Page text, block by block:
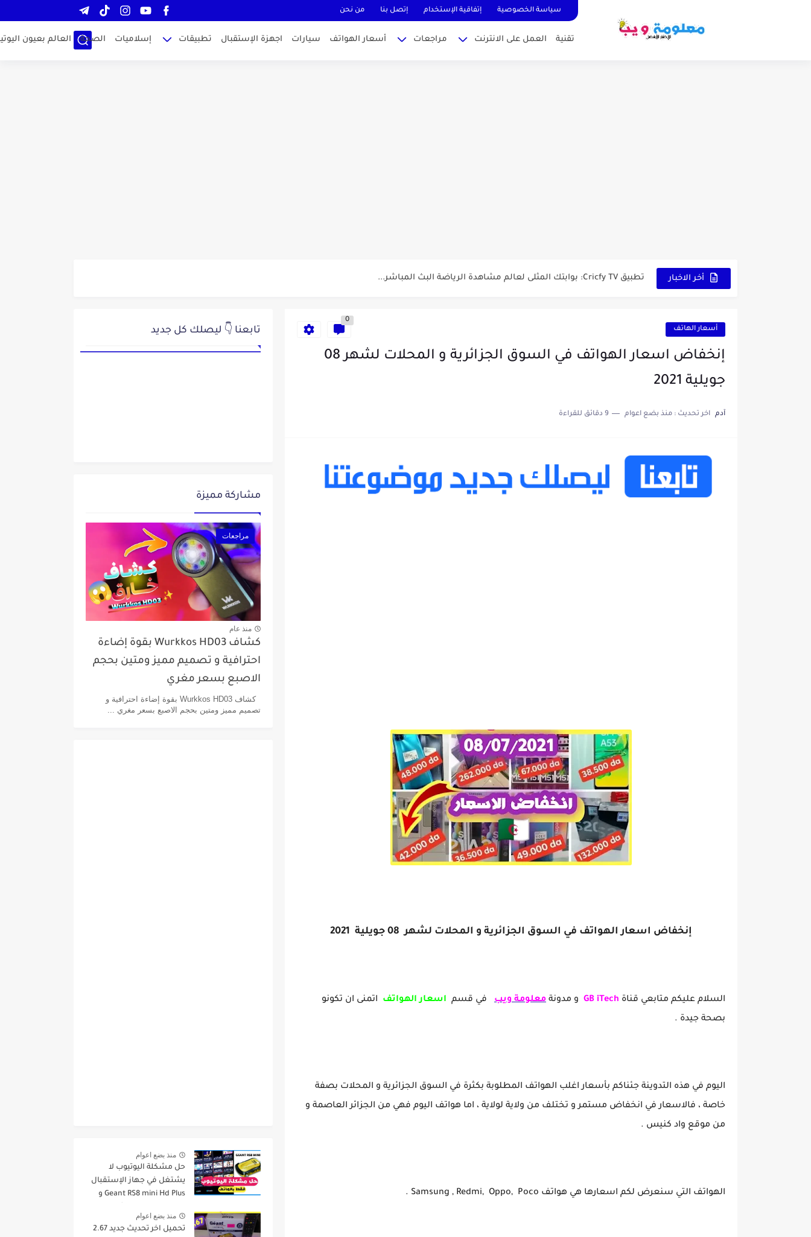
سياسة الخصوصية إتفاقية الإستخدام إتصل بنا من نحن
تقنية العمل على الانترنت مراجعات أسعار الهواتف سيارات اجهزة الإستقبال تطبيقات إسلاميات الصحة العالم بعيون
أخر الاخبار تطبيق Cricfy TV: بوابتك المثلى لعالم مشاهدة الرياضة البث المباشر...
أسعار الهاتف
0
إنخفاض اسعار الهواتف في السوق الجزائرية و المحلات لشهر 08
جويلية 2021
آدم اخر تحديث : منذ بضع اعوام 9 دقائق للقراءة
إنخفاض اسعار الهواتف في السوق الجزائرية و المحلات لشهر 08 جويلية 2021
السلام عليكم متابعي قناة GB iTech و مدونة معلومة ويب في قسم اسعار الهواتف اتمنى ان تكونو
بصحة جيدة .
اليوم في هذه التدوينة جئناكم بأسعار اغلب الهواتف المطلوبة بكثرة في السوق الجزائرية و المحلات بصفة
خاصة ، فالاسعار في انخفاض مستمر و تختلف من ولاية لولاية ، اما هواتف اليوم فهي من الجزائر العاصمة و
من موقع واد كنيس .
الهواتف التي سنعرض لكم اسعارها هي هواتف Samsung , Redmi, Oppo, Poco .
تابعنا 👇 ليصلك كل جديد
مشاركة مميزة
مراجعات
منذ عام
كشاف Wurkkos HD03 بقوة إضاءة
احترافية و تصميم مميز ومتين بحجم
الاصبع بسعر مغري
كشاف Wurkkos HD03 بقوة إضاءة احترافية و
تصميم مميز ومتين بحجم الاصبع بسعر مغري ...
منذ بضع اعوام
حل مشكلة اليوتيوب لا
يشتغل في جهاز الإستقبال
Geant RS8 mini Hd Plus و
منذ بضع اعوام
تحميل اخر تحديث جديد 2.67